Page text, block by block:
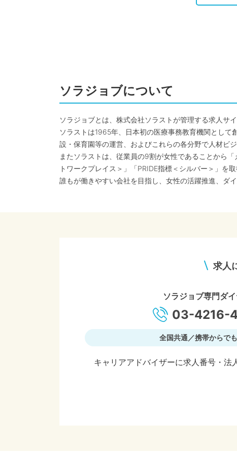
ソラジョブについて
ソラジョブとは、株式会社ソラストが管理する求人サイ
ソラストは1965年、日本初の医療事務教育機関とし
設・保育園等の運営、およびこれらの各分野で人材ビ
またソラストは、従業員の9割が女性であることから
トワークプレイス＞」「PRIDE指標＜シルバー＞」を取
誰もが働きやすい会社を目指し、女性の活躍推進、ダ
求人
ソラジョブ専門ダ
03-4216-
全国共通／携帯からで
キャリアアドバイザーに求人番号・法